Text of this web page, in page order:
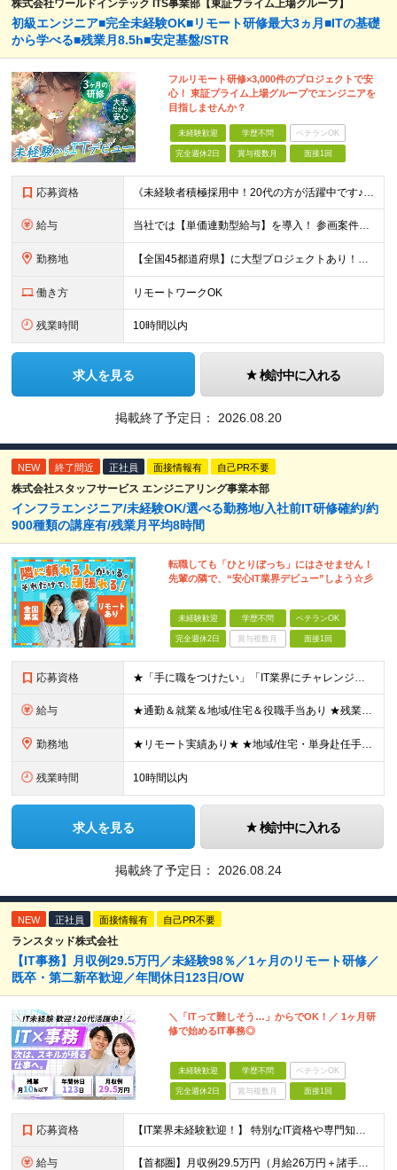
株式会社ワールドインテック ITS事業部【東証プライム上場グループ】
初級エンジニア■完全未経験OK■リモート研修最大3ヵ月■ITの基礎
から学べる■残業月8.5h■安定基盤/STR
フルリモート研修×3,000件のプロジェクトで安
心！ 東証プライム上場グループでエンジニアを
目指しませんか？
未経験歓迎 学歴不問 ベテランOK
完全週休2日 賞与複数月 面接1回
応募資格 《未経験者積極採用中！20代の方が活躍中です♪》 ◎約4割が実務未経験入社！ ■学歴・職歴は一切問いません！ ■第二新卒の方もお気軽にご相談ください♪ ■入社してから数年は、転勤の可能性があります
給与 当社では【単価連動型給与】を導入！ 参画案件の契約単価に連動して給与が決定。 還元率は単価の【70％～80％】と東証プライム上場グループとして高水準です！（社会保険料・教育コスト含む） ■関東：月給
勤務地 【全国45都道府県】に大型プロジェクトあり！※ 四国・沖縄を除く 主要勤務地： 北海道/宮城県/栃木県/埼玉県/千葉県/東京都/神奈川県/愛知県/大阪府/京都府/兵庫県/広島県/福岡県/熊本県 ※勤
働き方 リモートワークOK
残業時間 10時間以内
求人を見る 検討中に入れる
掲載終了予定日： 2026.08.20
NEW 終了間近 正社員 面接情報有 自己PR不要
株式会社スタッフサービス エンジニアリング事業本部
インフラエンジニア/未経験OK/選べる勤務地/入社前IT研修確約/約
900種類の講座有/残業月平均8時間
転職しても「ひとりぼっち」にはさせません！
先輩の隣で、“安心IT業界デビュー”しよう☆彡
未経験歓迎 学歴不問 ベテランOK
完全週休2日 賞与複数月 面接1回
応募資格 ★「手に職をつけたい」「IT業界にチャレンジしたい」方歓迎！ ■学歴不問 ■IT知識・理系文系不問！未経験・第二新卒OK ★ITサポート・IT事務やエンジニアの経験をお持ちの方は優遇します！ 地方在
給与 ★通勤＆就業＆地域/住宅＆役職手当あり ★残業代は全額支給 ★選べる給与制度あり！ ■東京・神奈川・千葉・埼玉勤務の場合 月給24.5万円～55万円＋諸手当 （残業代は全額支給） (20,000円の
勤務地 ★リモート実績あり★ ★地域/住宅・単身赴任手当などサポートも万全 ★転任費用や寮・社宅制度も完備しています ★勤務地については希望を考慮の上、決定します ★面接地エリアでの就業率92％以上！ 『地
残業時間 10時間以内
求人を見る 検討中に入れる
掲載終了予定日： 2026.08.24
NEW 正社員 面接情報有 自己PR不要
ランスタッド株式会社
【IT事務】月収例29.5万円／未経験98％／1ヶ月のリモート研修／
既卒・第二新卒歓迎／年間休日123日/OW
＼「ITって難しそう…」からでOK！／ 1ヶ月研
修で始めるIT事務◎
未経験歓迎 学歴不問 ベテランOK
完全週休2日 賞与複数月 面接1回
応募資格 【IT業界未経験歓迎！】 特別なIT資格や専門知識は必要ありません。 ・学歴不問（文系・理系不問） ・第二新卒、既卒の方も歓迎 ・20代を中心に幅広い年代が活躍中 ・基本的なPC操作ができる方 ・タ
給与 【首都圏】月収例29.5万円（月給26万円＋諸手当） 【東海・関西】月収例28.5万円（月給25万円＋諸手当） 【九州】月収例26万円（月給23万円＋諸手当） ※経験・スキル・前職給与を踏まえ、総合